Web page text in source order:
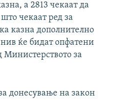
а 2813 чекаат да
чекаат ред за
казна дополнително
ќе бидат опфатени
Министерството за
донесување на закон